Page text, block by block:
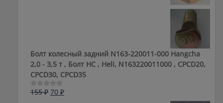
Болт колесный задний N163-220011-000 Hangcha
2,0 - 3,5 т , Болт HC , Heli, N163220011000 , CPCD20,
CPCD30, CPCD35
Оценка
155₽ Первоначальная
70 ₽Текущая